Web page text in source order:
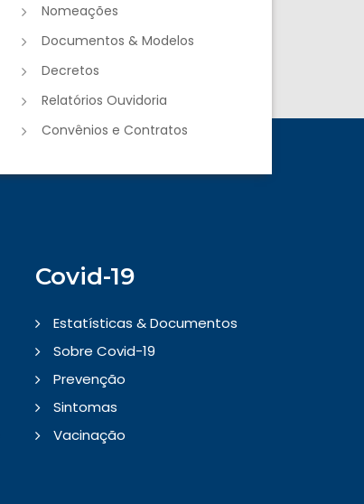
Nomeações
Documentos & Modelos
Decretos
Relatórios Ouvidoria
Convênios e Contratos
Covid-19
Estatísticas & Documentos
Sobre Covid-19
Prevenção
Sintomas
Vacinação